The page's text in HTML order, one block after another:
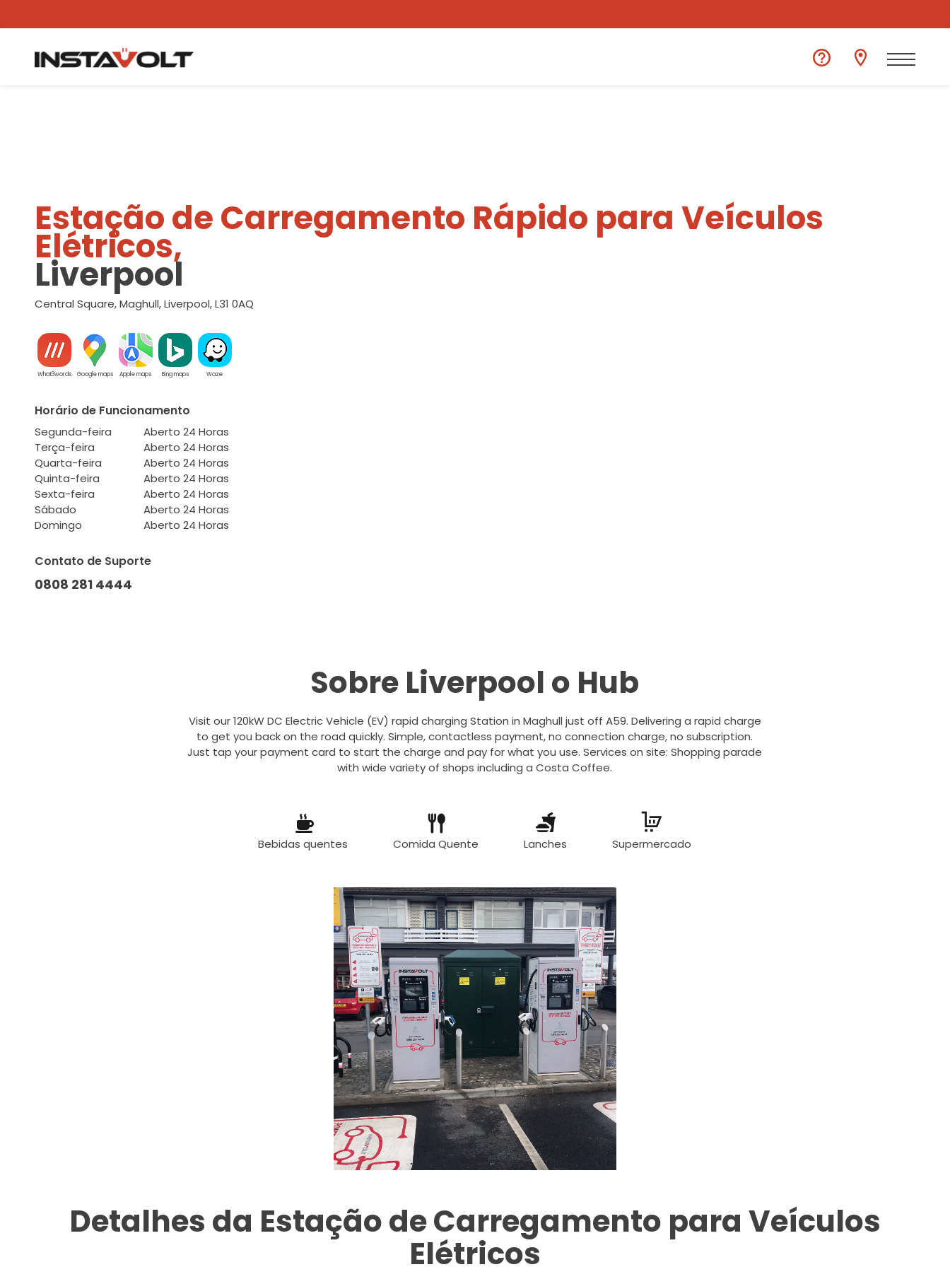
Ver outra localização
Estação de Carregamento Rápido para Veículos
Elétricos,
Liverpool
Central Square, Maghull, Liverpool, L31 0AQ
What3words Google maps Apple maps Bing maps Waze
Horário de Funcionamento
Segunda-feira
Aberto 24 Horas
Terça-feira
Aberto 24 Horas
Quarta-feira
Aberto 24 Horas
Quinta-feira
Aberto 24 Horas
Sexta-feira
Aberto 24 Horas
Sábado
Aberto 24 Horas
Domingo
Aberto 24 Horas
Contato de Suporte
0808 281 4444
Sobre Liverpool o Hub
Visit our 120kW DC Electric Vehicle (EV) rapid charging Station in Maghull just off A59. Delivering a rapid charge
to get you back on the road quickly. Simple, contactless payment, no connection charge, no subscription.
Just tap your payment card to start the charge and pay for what you use. Services on site: Shopping parade
with wide variety of shops including a Costa Coffee.
Bebidas quentes Comida Quente Lanches Supermercado
Detalhes da Estação de Carregamento para Veículos
Elétricos